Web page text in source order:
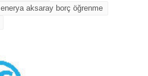
enerya aksaray borç öğrenme